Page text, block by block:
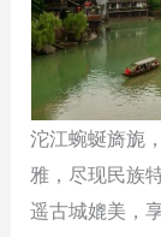
沱江蜿蜒旖旎
雅，尽现民族
遥古城媲美，